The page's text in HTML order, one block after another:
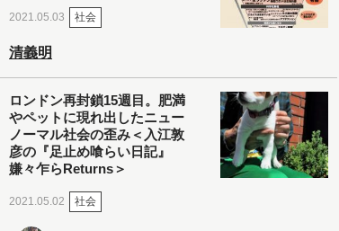
2021.05.03 社会
清義明
ロンドン再封鎖15週目。肥満
やペットに現れ出したニュー
ノーマル社会の歪み＜入江敦
彦の『足止め喰らい日記』
嫌々乍らReturns＞
2021.05.02 社会